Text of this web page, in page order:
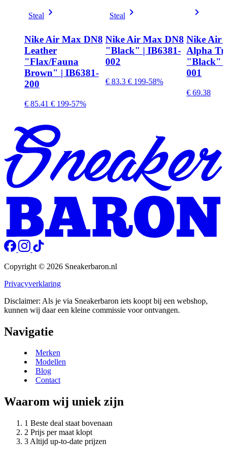
Steal
Nike Air Max DN8
Leather
"Flax/Fauna
Brown" | IB6381-
200
€ 85.41 € 199-57%
Steal
Nike Air Max DN8
"Black" | IB6381-
002
€ 83.3 € 199-58%
Nike Air
Alpha
"Black" |
001
€ 69.38
Copyright © 2026 Sneakerbaron.nl
Privacyverklaring
Disclaimer: Als je via Sneakerbaron iets koopt bij een webshop,
kunnen wij daar een kleine commissie voor ontvangen.
Navigatie
Merken
Modellen
Blog
Contact
Waarom wij uniek zijn
Beste deal staat bovenaan
Prijs per maat klopt
Altijd up-to-date prijzen